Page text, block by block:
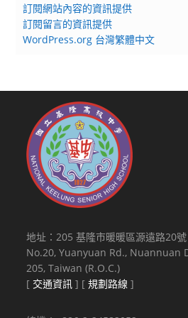
訂閱網站內容的資訊提供
訂閱留言的資訊提供
WordPress.org 台灣繁體中文
地址：205 基隆市暖暖區源遠路20號
No.20, Yuanyuan Rd., Nuannuan
205, Taiwan (R.O.C.)
[ 交通資訊 ] [規劃路線 ]